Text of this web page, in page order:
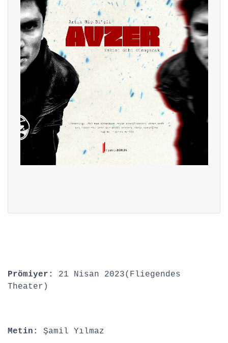
Prömiyer: 21 Nisan 2023(Fliegendes
Theater)
Metin: Şamil Yılmaz